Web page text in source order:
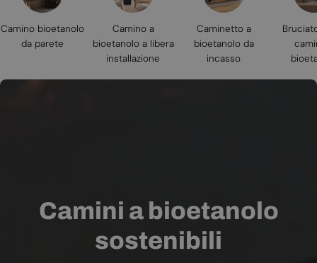
Camino bioetanolo
da parete
Camino a
bioetanolo a libera
installazione
Caminetto a
bioetanolo da
incasso
Camini a bioetanolo
sostenibili